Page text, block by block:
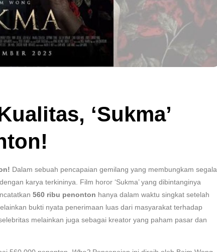
‘Sukma’
Dalam sebuah pencapaian gemilang yang membungkam segala
karya terkininya. Film horor ‘Sukma’ yang dibintanginya
560 ribu penonton hanya dalam waktu singkat setelah
bukti nyata penerimaan luas dari masyarakat terhadap
melainkan juga sebagai kreator yang paham pasar dan